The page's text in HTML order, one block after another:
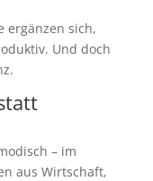
ergänzen sich,
Und doch
– im
aus Wirtschaft,